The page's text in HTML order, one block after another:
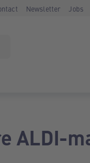
Newsletter Jobs
ALDI-